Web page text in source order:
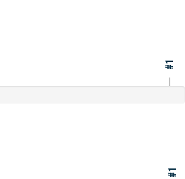
#1
#1